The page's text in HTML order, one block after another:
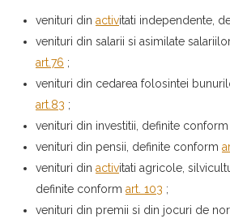
venituri din activitati independente,
venituri din salarii si asimilate
art.76 ;
venituri din cedarea folosintei
art.83 ;
venituri din investitii, definite conform
venituri din pensii, definite conform
venituri din activitati agricole,
definite conform art. 103 ;
venituri din premii si din jocuri de